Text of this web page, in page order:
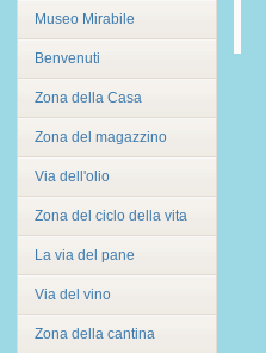
Museo Mirabile
Benvenuti
Zona della Casa
Zona del magazzino
Via dell'olio
Zona del ciclo della vita
La via del pane
Via del vino
Zona della cantina